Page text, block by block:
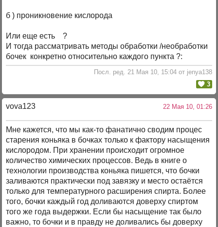
б ) проникновение кислорода
Или еще есть ?
И тогда рассматривать методы обработки /необработки
бочек конкретно относительно каждого пункта ?:
Посл. ред. 21 Мая 10, 15:04 от jenya138
3
vova123 22 Мая 10, 01:26
Мне кажется, что мы как-то фанатично сводим процес
старения коньяка в бочках только к фактору насыщения
кислородом. При хранении происходит огромное
количество химических процессов. Ведь в книге о
технологии производства коньяка пишется, что бочки
заливаются практически под завязку и место остаётся
только для температурного расширения спирта. Более
того, бочки каждый год доливаются доверху спиртом
того же года выдержки. Если бы насыщение так было
важно, то бочки и в правду не доливались бы доверху